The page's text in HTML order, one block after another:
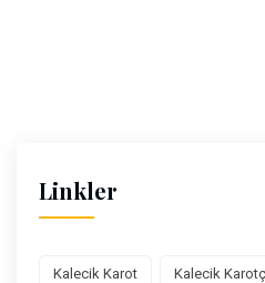
Linkler
Kalecik Karot Kalecik